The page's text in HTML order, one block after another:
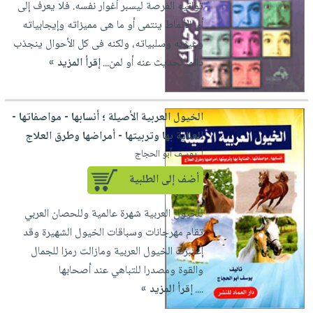
العناية
بالأسنان
الحمية
والتغذية
أدوات
المائدة
الأوعية
والتخزين
أدوات
المطبخ
الأكثر
مبيعاً
العودة
للمدارس
اكسسوارات
كتب
اكسسوارات
منزلية
اكسسوارات
ملابس
مطرزات
حقائب
حلي
عناية
بالذات
شحن
مجاني
بنود
مختارة
اشتراكات
كل
الاشتراكات
صندوق
القراءة
iKitab
بلا
حدود
بحث
متقدم
نيل
وفرات
عن
الشركة
سياسة
الشركة
حسابك
لائحة
الأمنيات
تواتيه الفرصة ليسبر أغوار نفسه. فلا يعرف إلى
أى الأنماط ينتمى أو ما هى مميزاته وإيجابياته
وعيوبه وسلبياته، ولكنه فى كل الأحوال ينجذب
دائما لحديث عنه أو لمن...إقرأ المزيد »
الخيول العربية الأصيلة ؛ أنسابها - مواصفاتها -
العناية بها وتربيتها - أمراضها وطرق العلاج
لـ يوسف أبو الحجاج
أضف إلى الطلبية
للخيول العربية شهرة عالمية وللحصان العربي
تقام مهرجانات وسباقات الخيول الشهيرة وقد
إعتبرت الخيول العربية ومازالت رمزا للجمال
والقوة ومصدرا للتباهي عند أصحابها
....إقرأ المزيد »